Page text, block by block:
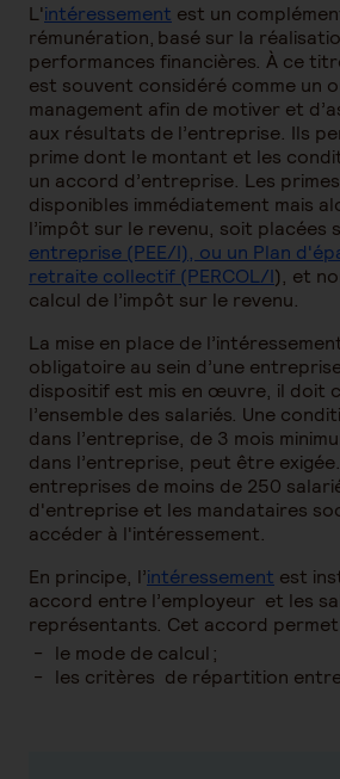
L'intéressement est un
rémunération, basé sur la
performances financières. À ce
est souvent considéré comme un
management afin de motiver et
aux résultats de l’entreprise. Ils
prime dont le montant et les
un accord d’entreprise. Les
disponibles immédiatement mais
l’impôt sur le revenu, soit placées
entreprise (PEE/I), ou un Plan
retraite collectif (PERCOL/I), et
calcul de l’impôt sur le revenu.
La mise en place de
obligatoire au sein d’une
dispositif est mis en œuvre, il doit
l’ensemble des salariés. Une
dans l’entreprise, de 3 mois
dans l’entreprise, peut être
entreprises de moins de 250
d'entreprise et les mandataires
accéder à l'intéressement.
En principe, l’intéressement est
accord entre l’employeur et les
représentants. Cet accord permet
le mode de calcul ;
les critères de répartition entre